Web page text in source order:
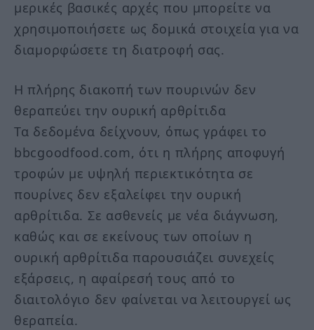
μερικές βασικές αρχές που μπορείτε να
χρησιμοποιήσετε ως δομικά στοιχεία για να
διαμορφώσετε τη διατροφή σας.
Η πλήρης διακοπή των πουρινών δεν
θεραπεύει την ουρική αρθρίτιδα
Τα δεδομένα δείχνουν, όπως γράφει το
bbcgoodfood.com, ότι η πλήρης αποφυγή
τροφών με υψηλή περιεκτικότητα σε
πουρίνες δεν εξαλείφει την ουρική
αρθρίτιδα. Σε ασθενείς με νέα διάγνωση,
καθώς και σε εκείνους των οποίων η
ουρική αρθρίτιδα παρουσιάζει συνεχείς
εξάρσεις, η αφαίρεσή τους από το
διαιτολόγιο δεν φαίνεται να λειτουργεί ως
θεραπεία.